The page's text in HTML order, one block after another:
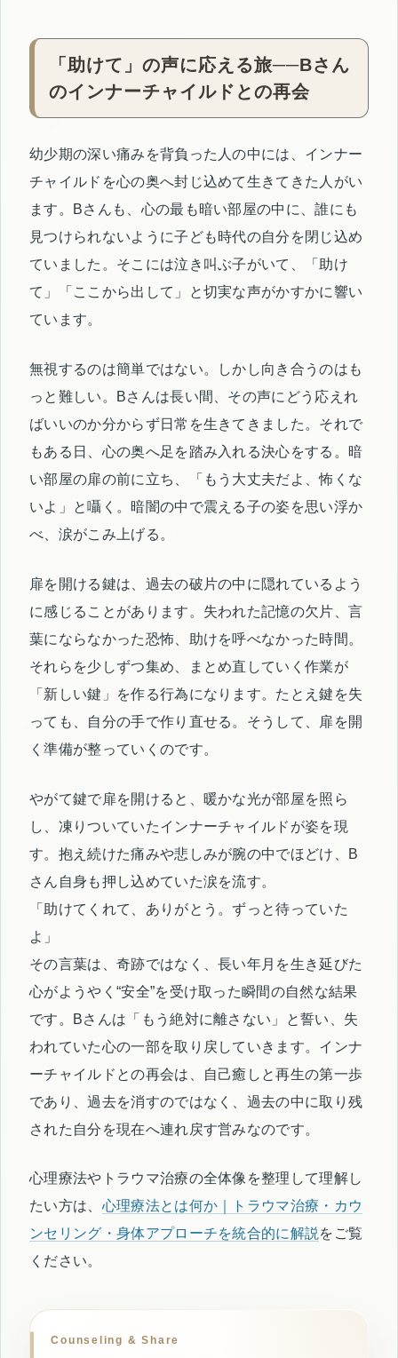
「助けて」の声に応える旅──Bさん
のインナーチャイルドとの再会
幼少期の深い痛みを背負った人の中には、インナー
チャイルドを心の奥へ封じ込めて生きてきた人がい
ます。Bさんも、心の最も暗い部屋の中に、誰にも
見つけられないように子ども時代の自分を閉じ込め
ていました。そこには泣き叫ぶ子がいて、「助け
て」「ここから出して」と切実な声がかすかに響い
ています。
無視するのは簡単ではない。しかし向き合うのはも
っと難しい。Bさんは長い間、その声にどう応えれ
ばいいのか分からず日常を生きてきました。それで
もある日、心の奥へ足を踏み入れる決心をする。暗
い部屋の扉の前に立ち、「もう大丈夫だよ、怖くな
いよ」と囁く。暗闇の中で震える子の姿を思い浮か
べ、涙がこみ上げる。
扉を開ける鍵は、過去の破片の中に隠れているよう
に感じることがあります。失われた記憶の欠片、言
葉にならなかった恐怖、助けを呼べなかった時間。
それらを少しずつ集め、まとめ直していく作業が
「新しい鍵」を作る行為になります。たとえ鍵を失
っても、自分の手で作り直せる。そうして、扉を開
く準備が整っていくのです。
やがて鍵で扉を開けると、暖かな光が部屋を照ら
し、凍りついていたインナーチャイルドが姿を現
す。抱え続けた痛みや悲しみが腕の中でほどけ、B
さん自身も押し込めていた涙を流す。
「助けてくれて、ありがとう。ずっと待っていた
よ」
その言葉は、奇跡ではなく、長い年月を生き延びた
心がようやく“安全”を受け取った瞬間の自然な結果
です。Bさんは「もう絶対に離さない」と誓い、失
われていた心の一部を取り戻していきます。インナ
ーチャイルドとの再会は、自己癒しと再生の第一歩
であり、過去を消すのではなく、過去の中に取り残
された自分を現在へ連れ戻す営みなのです。
心理療法やトラウマ治療の全体像を整理して理解し
たい方は、 心理療法とは何か｜トラウマ治療・カウ
ンセリング・身体アプローチを統合的に解説 をご覧
ください。
Counseling & Share